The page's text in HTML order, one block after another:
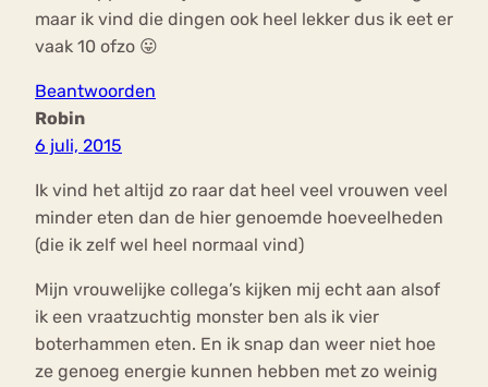
maar ik vind die dingen ook heel lekker dus ik eet er
vaak 10 ofzo 😛
Beantwoorden
Robin
6 juli, 2015
Ik vind het altijd zo raar dat heel veel vrouwen veel
minder eten dan de hier genoemde hoeveelheden
(die ik zelf wel heel normaal vind)
Mijn vrouwelijke collega’s kijken mij echt aan alsof
ik een vraatzuchtig monster ben als ik vier
boterhammen eten. En ik snap dan weer niet hoe
ze genoeg energie kunnen hebben met zo weinig